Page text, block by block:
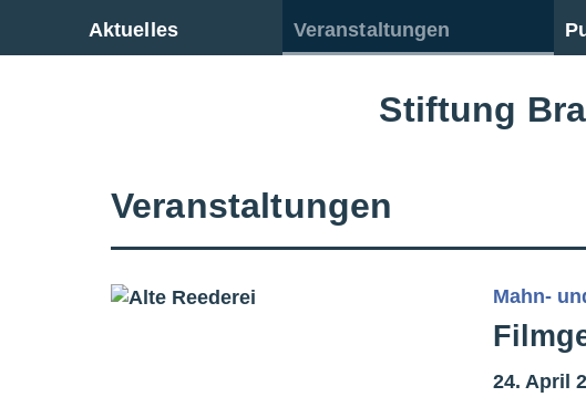
Aktuelles Veranstaltungen
Zur Gesamtübersicht
Stiftung
Veranstaltungen
Mahn-
24. April